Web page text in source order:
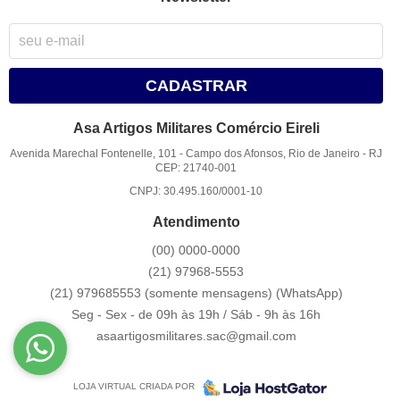
CADASTRAR
Asa Artigos Militares Comércio Eireli
Avenida Marechal Fontenelle, 101 -Campo dos Afonsos, Rio de Janeiro - RJ
CEP: 21740-001
CNPJ: 30.495.160/0001-10
Atendimento
(00) 0000-0000
(21) 97968-5553
(21) 979685553 (somente mensagens) (WhatsApp)
Seg - Sex - de 09h às 19h / Sáb - 9h às 16h
asaartigosmilitares.sac@gmail.com
LOJA VIRTUAL CRIADA POR